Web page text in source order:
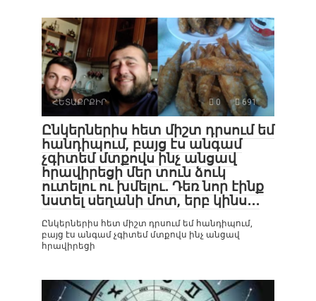
ՀԵՏԱՔՐՔԻՐ 0 691
Ընկերներիս հետ միշտ դրսում եմ
հանդիպում, բայց էս անգամ
չգիտեմ մտքովս ինչ անցավ
հրավիրեցի մեր տուն ձուկ
ուտելու ու խմելու․ Դեռ նոր էինք
նստել սեղանի մոտ, երբ կինս․․․
Ընկերներիս հետ միշտ դրսում եմ հանդիպում,
բայց էս անգամ չգիտեմ մտքովս ինչ անցավ
հրավիրեցի